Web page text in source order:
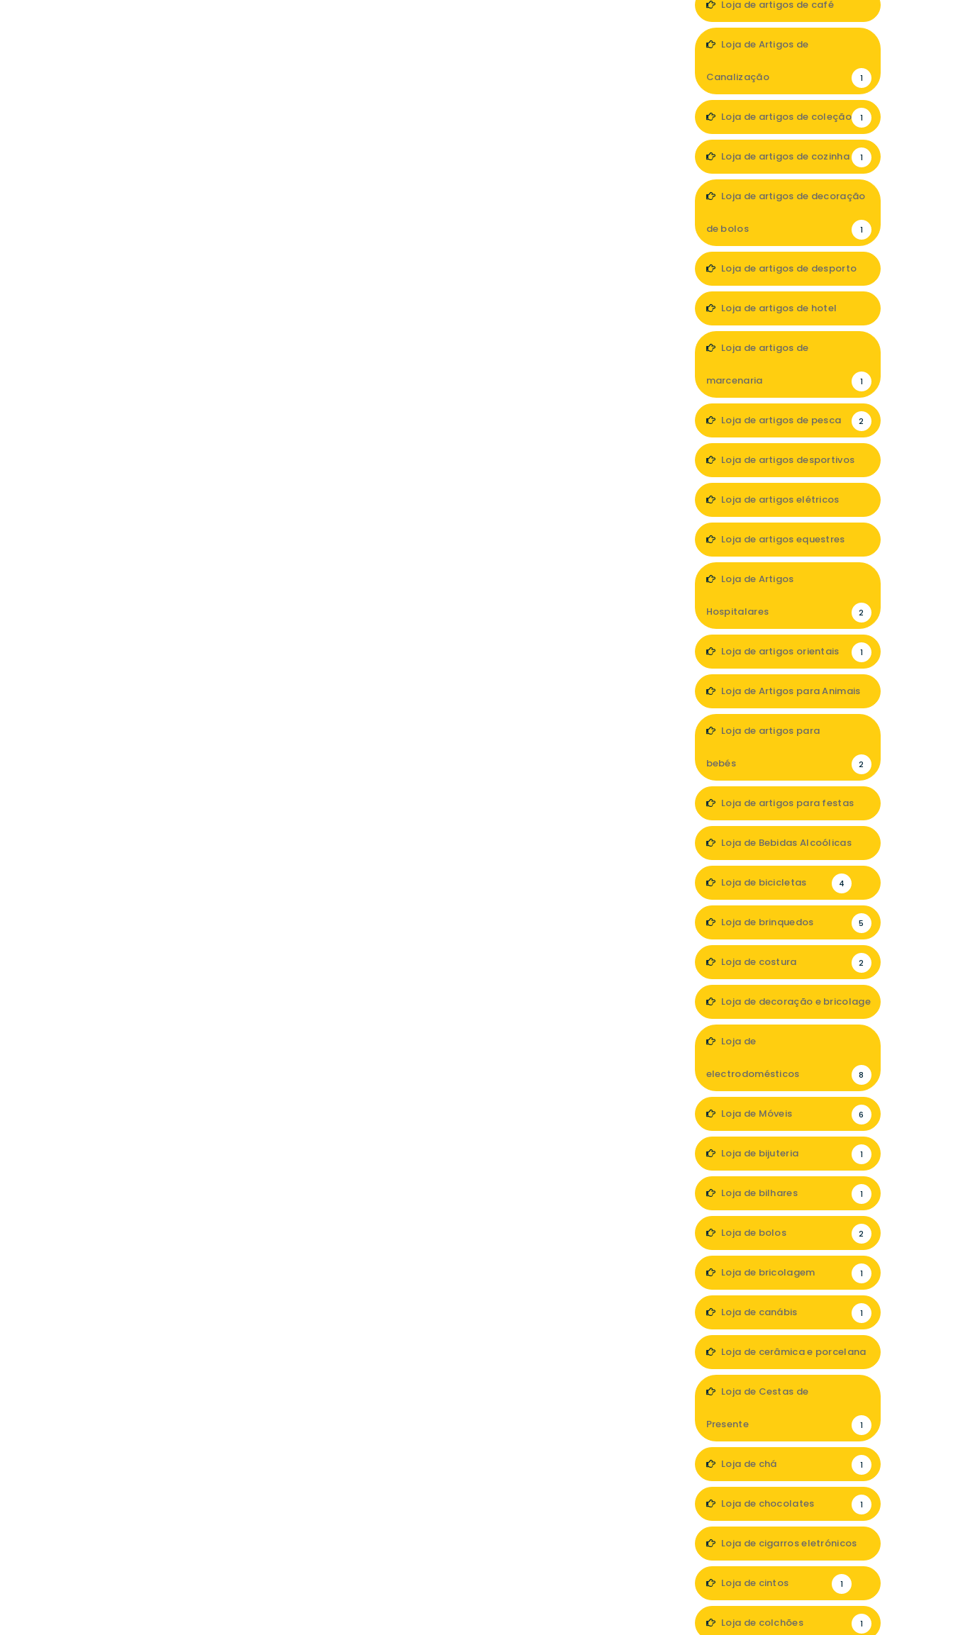
Loja de artigos de café
Loja de Artigos de
Canalização 1
Loja de artigos de coleção 1
Loja de artigos de cozinha 1
Loja de artigos de decoração
de bolos 1
Loja de artigos de desporto
Loja de artigos de hotel
Loja de artigos de
marcenaria 1
Loja de artigos de pesca 2
Loja de artigos desportivos
Loja de artigos elétricos
Loja de artigos equestres
Loja de Artigos
Hospitalares 2
Loja de artigos orientais 1
Loja de Artigos para Animais
Loja de artigos para
bebés 2
Loja de artigos para festas
Loja de Bebidas Alcoólicas
Loja de bicicletas 4
Loja de brinquedos 5
Loja de costura 2
Loja de decoração e bricolage
Loja de
electrodomésticos 8
Loja de Móveis 6
Loja de bijuteria 1
Loja de bilhares 1
Loja de bolos 2
Loja de bricolagem 1
Loja de canábis 1
Loja de cerâmica e porcelana
Loja de Cestas de
Presente 1
Loja de chá 1
Loja de chocolates 1
Loja de cigarros eletrónicos
Loja de cintos 1
Loja de colchões 1